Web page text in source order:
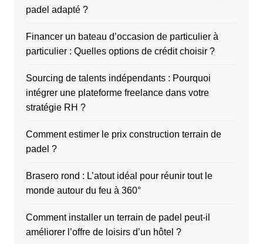
padel adapté ?
Financer un bateau d’occasion de particulier à
particulier : Quelles options de crédit choisir ?
Sourcing de talents indépendants : Pourquoi
intégrer une plateforme freelance dans votre
stratégie RH ?
Comment estimer le prix construction terrain de
padel ?
Brasero rond : L’atout idéal pour réunir tout le
monde autour du feu à 360°
Comment installer un terrain de padel peut-il
améliorer l’offre de loisirs d’un hôtel ?